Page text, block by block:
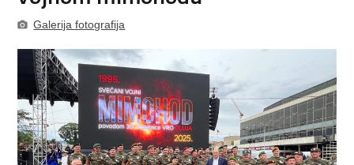
Galerija fotografija